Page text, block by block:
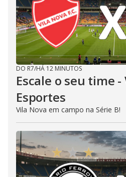
DO R7/HÁ 12 MINUTOS
Escale o seu time
Esportes
Vila Nova em campo na Série B!